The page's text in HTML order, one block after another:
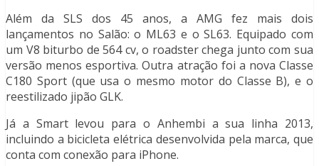
Além da SLS dos 45 anos, a AMG fez mais dois
lançamentos no Salão: o ML63 e o SL63. Equipado com
um V8 biturbo de 564 cv, o roadster chega junto com sua
versão menos esportiva. Outra atração foi a nova Classe
C180 Sport (que usa o mesmo motor do Classe B), e o
reestilizado jipão GLK.
Já a Smart levou para o Anhembi a sua linha 2013,
incluindo a bicicleta elétrica desenvolvida pela marca, que
conta com conexão para iPhone.